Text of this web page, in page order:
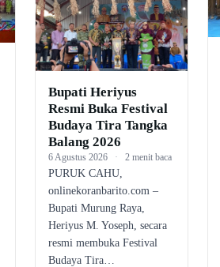
Bupati Heriyus
Resmi Buka Festival
Budaya Tira Tangka
Balang 2026
6 Agustus 2026 · 2 menit baca
PURUK CAHU,
onlinekoranbarito.com –
Bupati Murung Raya,
Heriyus M. Yoseph, secara
resmi membuka Festival
Budaya Tira…